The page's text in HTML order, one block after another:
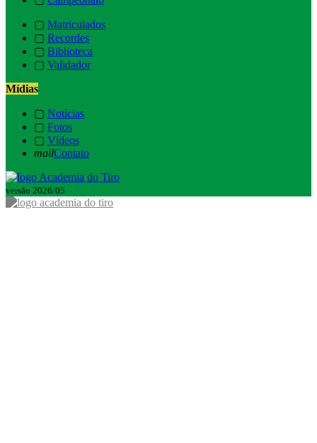
▢ Matriculados
▢ Recordes
▢ Biblioteca
▢ Validador
Mídias
▢ Notícias
▢ Fotos
▢ Vídeos
mailContato
versão 2026/05